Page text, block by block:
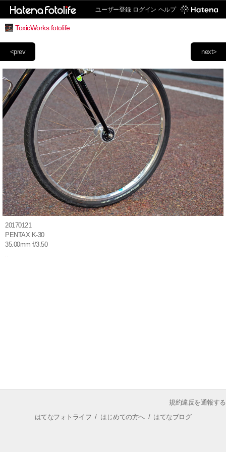
ユーザー登録 ログイン ヘルプ
ToxicWorks fotolife
next>
<prev
20170121
PENTAX K-30
35.00mm f/3.50
規約違反を通報する
はてなフォトライフ / はじめての方へ/ はてなブログ